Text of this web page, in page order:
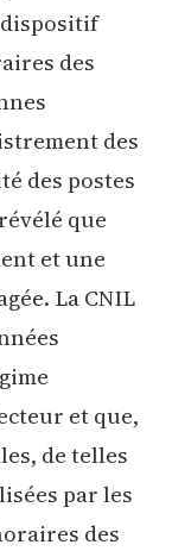
dispositif
des
des
des postes
que
et une
La CNIL
et que,
de telles
par les
des